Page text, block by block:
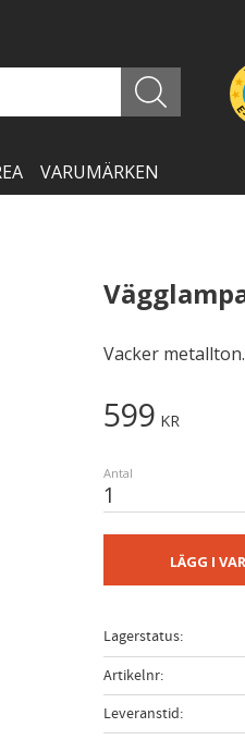
VARUMÄRKEN
Vacker metallton.
599 KR
Antal
LÄGG I
Lagerstatus
Artikelnr
Leveranstid